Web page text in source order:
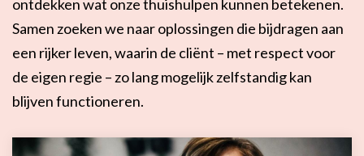
ontdekken wat onze thuishulpen kunnen betekenen.
Samen zoeken we naar oplossingen die bijdragen aan
een rijker leven, waarin de cliënt – met respect voor
de eigen regie – zo lang mogelijk zelfstandig kan
blijven functioneren.